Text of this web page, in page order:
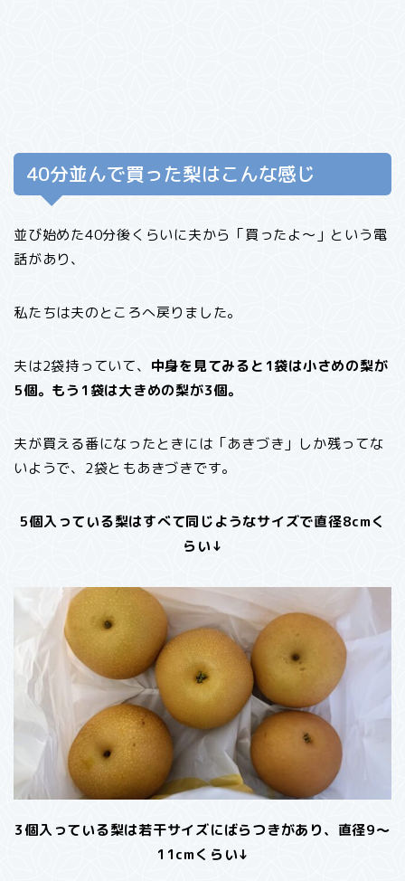
40分並んで買った梨はこんな感じ
並び始めた40分後くらいに夫から「買ったよ〜」という電
話があり、
私たちは夫のところへ戻りました。
夫は2袋持っていて、 中身を見てみると1袋は小さめの梨が
5個。もう1袋は大きめの梨が3個。
夫が買える番になったときには「あきづき」しか残ってな
いようで、2袋ともあきづきです。
5個入っている梨はすべて同じようなサイズで直径8cmく
らい↓
3個入っている梨は若干サイズにばらつきがあり、直径9～
11cmくらい↓